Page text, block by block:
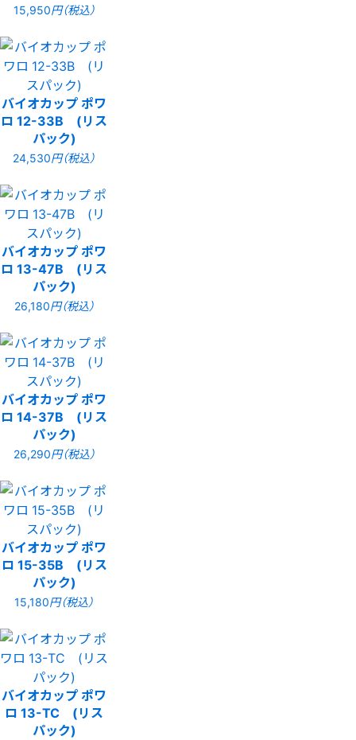
15,950円（税込）
バイオカップ ポワ
ロ 12-33B (リス
パック)
24,530円（税込）
バイオカップ ポワ
ロ 13-47B (リス
パック)
26,180円（税込）
バイオカップ ポワ
ロ 14-37B (リス
パック)
26,290円（税込）
バイオカップ ポワ
ロ 15-35B (リス
パック)
15,180円（税込）
バイオカップ ポワ
ロ 13-TC (リス
パック)